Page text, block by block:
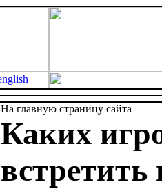
На главную страницу сайта
Каких
встретить